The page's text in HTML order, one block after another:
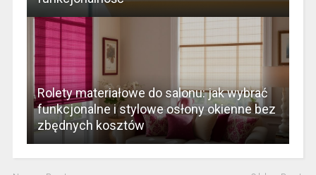
Rolety materiałowe do salonu: jak wybrać
funkcjonalne i stylowe osłony okienne bez
zbędnych kosztów